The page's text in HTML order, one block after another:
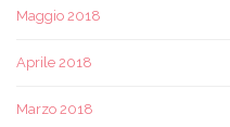
Maggio 2018
Aprile 2018
Marzo 2018